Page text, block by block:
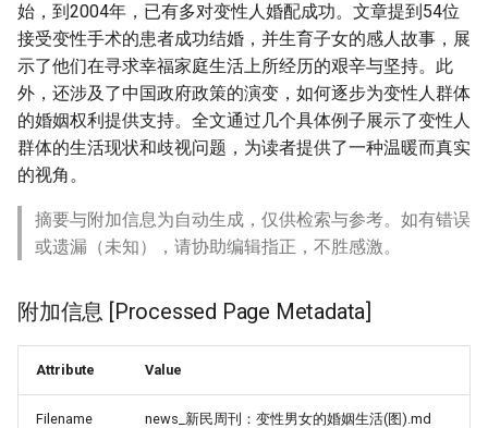
始，到2004年，已有多对变性人婚配成功。文章提到54位
接受变性手术的患者成功结婚，并生育子女的感人故事，展
示了他们在寻求幸福家庭生活上所经历的艰辛与坚持。此
外，还涉及了中国政府政策的演变，如何逐步为变性人群体
的婚姻权利提供支持。全文通过几个具体例子展示了变性人
群体的生活现状和歧视问题，为读者提供了一种温暖而真实
的视角。
摘要与附加信息为自动生成，仅供检索与参考。如有错误
或遗漏（未知），请协助编辑指正，不胜感激。
附加信息 [Processed Page Metadata]
Attribute Value
Filename news_新民周刊：变性男女的婚姻生活(图).md